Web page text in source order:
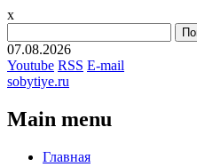
x
07.08.2026
Youtube RSS E-mail
sobytiye.ru
Main menu
Skip
Главная